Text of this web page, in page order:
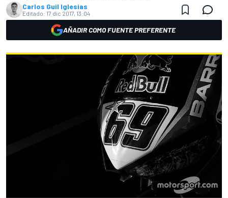
Carlos Guil Iglesias
Editado: 17 dic 2017, 13:04
AÑADIR COMO FUENTE PREFERENTE